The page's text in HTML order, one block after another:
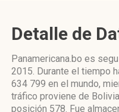
Detalle de
Panamericana.bo es
2015. Durante el tiempo
634 799 en el mundo,
tráfico proviene de
posición 578. Fue